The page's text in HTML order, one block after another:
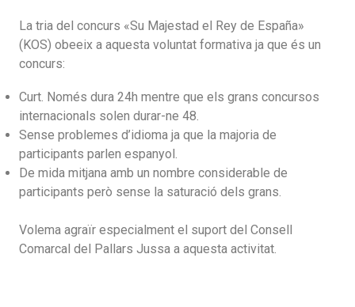
La tria del concurs «Su Majestad el Rey de España»
(KOS) obeeix a aquesta voluntat formativa ja que és un
concurs:
Curt. Només dura 24h mentre que els grans concursos
internacionals solen durar-ne 48.
Sense problemes d’idioma ja que la majoria de
participants parlen espanyol.
De mida mitjana amb un nombre considerable de
participants però sense la saturació dels grans.
Volema agraïr especialment el suport del Consell
Comarcal del Pallars Jussa a aquesta activitat.